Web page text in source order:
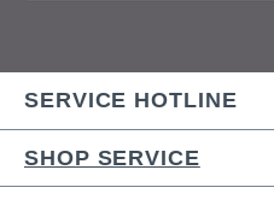
SERVICE HOTLINE
SHOP SERVICE